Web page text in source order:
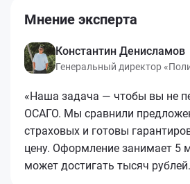
Мнение эксперта
Константин Денисламов
Генеральный директор
«Наша задача — чтобы вы не
ОСАГО. Мы сравнили
страховых и готовы
цену. Оформление занимает 5
может достигать тысяч